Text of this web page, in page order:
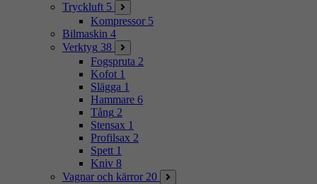
Tryckluft 5
Kompressor 5
Bilmaskin 4
Verktyg 38
Fogspruta 2
Kofot 1
Slägga 1
Hammare 6
Tång 2
Stensax 1
Profilsax 2
Spett 1
Kniv 8
Vagnar och kärror 20